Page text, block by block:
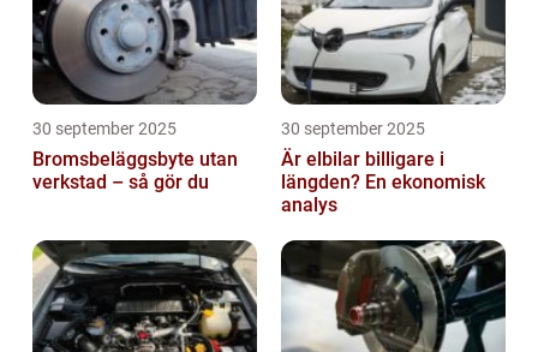
30 september 2025
Bromsbeläggsbyte utan
verkstad – så gör du
30 september 2025
Är elbilar billigare i
längden? En ekonomisk
analys